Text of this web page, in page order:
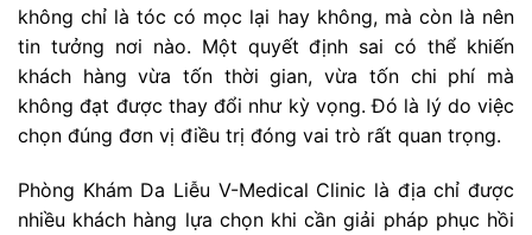
không chỉ là tóc có mọc lại hay không, mà còn là nên
tin tưởng nơi nào. Một quyết định sai có thể khiến
khách hàng vừa tốn thời gian, vừa tốn chi phí mà
không đạt được thay đổi như kỳ vọng. Đó là lý do việc
chọn đúng đơn vị điều trị đóng vai trò rất quan trọng.
Phòng Khám Da Liễu V-Medical Clinic là địa chỉ được
nhiều khách hàng lựa chọn khi cần giải pháp phục hồi